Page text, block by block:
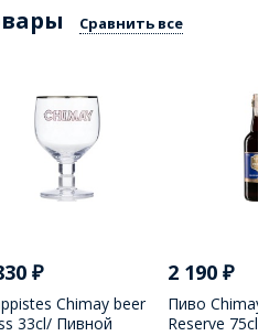
Сравнить все
₽
Chimay beer
33cl/ Пивной
2 190 ₽
Пиво Chimay
Reserve